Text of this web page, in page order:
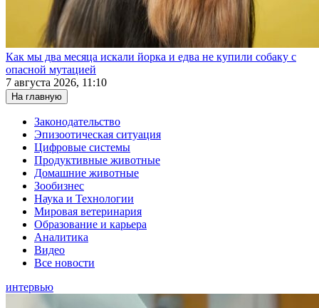
Как мы два месяца искали йорка и едва не купили собаку с
опасной мутацией
7 августа 2026, 11:10
На главную
Законодательство
Эпизоотическая ситуация
Цифровые системы
Продуктивные животные
Домашние животные
Зообизнес
Наука и Технологии
Мировая ветеринария
Образование и карьера
Аналитика
Видео
Все новости
интервью